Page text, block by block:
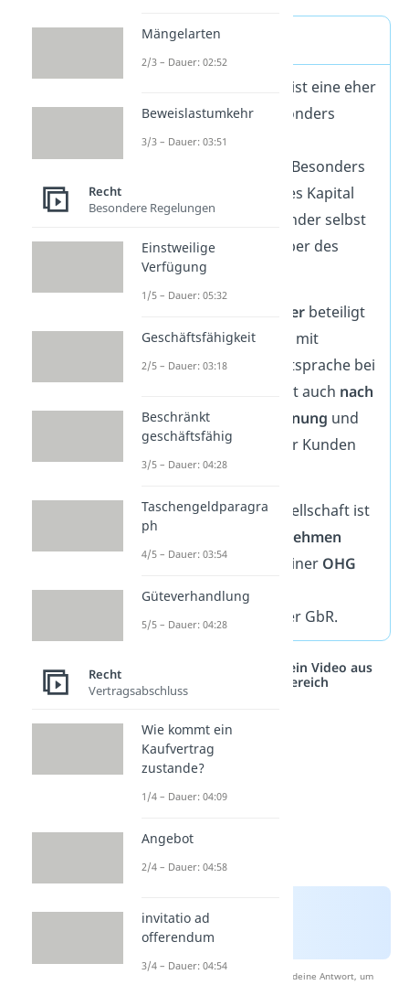
Stille Gesellschaft
ist eine eher
unbekannte, aber besonders
flexible Form der
Personengesellschaft. Besonders
dann, wenn zusätzliches Kapital
benötigt wird. Die Gründer selbst
bleiben dabei die Inhaber des
Unternehmens.
stille Gesellschafter beteiligt
sich nur finanziell oder mit
Leistungen — ohne Mitsprache bei
Entscheidungen. Er tritt auch nach
außen nicht
in Erscheinung und
haftet nichtgegenüber Kunden
oder Lieferanten.
Wichtig:Eine stille Gesellschaft ist
nur bei
Handelsunternehmen
möglich, also z. B. bei einer OHG
oderKG, nicht aber bei
Freiberuflern oder einer GbR.
Studyflix vernetzt: Hier ein Video aus
einem anderen Bereich
Nach Beantwortung speichern wir deine Antwort, um
Mängelarten
2/3 – Dauer: 02:52
Beweislastumkehr
3/3 – Dauer: 03:51
Recht
Besondere Regelungen
Einstweilige
Verfügung
1/5 – Dauer: 05:32
Geschäftsfähigkeit
2/5 – Dauer: 03:18
Beschränkt
geschäftsfähig
3/5 – Dauer: 04:28
Taschengeldparagra
ph
4/5 – Dauer: 03:54
Güteverhandlung
5/5 – Dauer: 04:28
Recht
Vertragsabschluss
Wie kommt ein
Kaufvertrag
zustande?
1/4 – Dauer: 04:09
Angebot
2/4 – Dauer: 04:58
invitatio ad
offerendum
3/4 – Dauer: 04:54